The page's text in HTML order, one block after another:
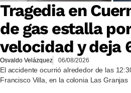
Tragedia en
de gas estalla
velocidad y deja
Osvaldo Velázquez 06/08/2026
El accidente ocurrió alrededor de las
Francisco Villa, en la colonia Las Granjas